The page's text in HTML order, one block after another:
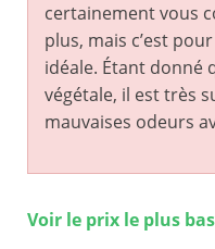
certainement vous
plus, mais c’est
idéale. Étant donné
végétale, il est très
mauvaises odeurs
Voir le prix le plus bas